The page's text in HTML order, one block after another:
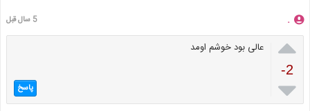
. 5 سال قبل

-2

عالی بود خوشم اومد
پاسخ